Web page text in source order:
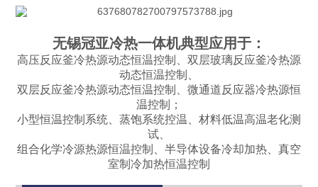
无锡冠亚冷热一体机典型应用于：
高压反应釜冷热源动态恒温控制、双层玻璃反应釜冷热源
动态恒温控制、
双层反应釜冷热源动态恒温控制、微通道反应器冷热源恒
温控制；
小型恒温控制系统、蒸饱系统控温、材料低温高温老化测
试、
组合化学冷源热源恒温控制、半导体设备冷却加热、真空
室制冷加热恒温控制